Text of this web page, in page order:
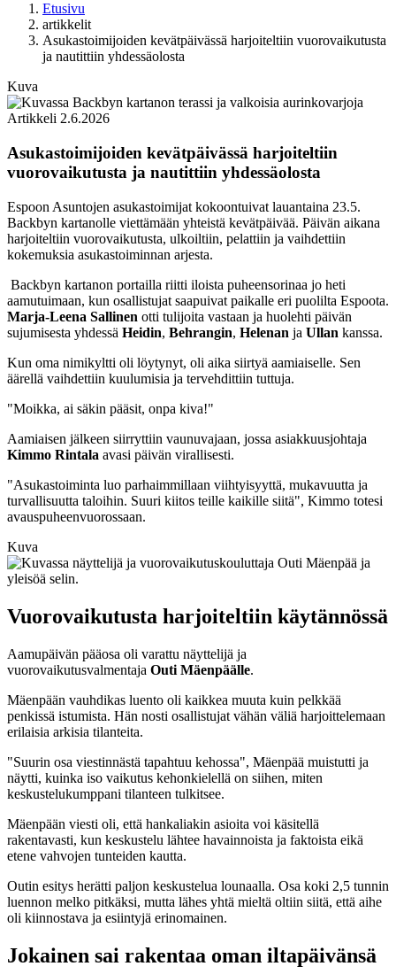
Etusivu
artikkelit
Asukastoimijoiden kevätpäivässä harjoiteltiin vuorovaikutusta
ja nautittiin yhdessäolosta
Kuva
Artikkeli 2.6.2026
Asukastoimijoiden kevätpäivässä harjoiteltiin
vuorovaikutusta ja nautittiin yhdessäolosta
Espoon Asuntojen asukastoimijat kokoontuivat lauantaina 23.5.
Backbyn kartanolle viettämään yhteistä kevätpäivää. Päivän aikana
harjoiteltiin vuorovaikutusta, ulkoiltiin, pelattiin ja vaihdettiin
kokemuksia asukastoiminnan arjesta.
Backbyn kartanon portailla riitti iloista puheensorinaa jo heti
aamutuimaan, kun osallistujat saapuivat paikalle eri puolilta Espoota.
Marja-Leena Sallinen otti tulijoita vastaan ja huolehti päivän
sujumisesta yhdessä Heidin, Behrangin, Helenan ja Ullan kanssa.
Kun oma nimikyltti oli löytynyt, oli aika siirtyä aamiaiselle. Sen
äärellä vaihdettiin kuulumisia ja tervehdittiin tuttuja.
"Moikka, ai säkin pääsit, onpa kiva!"
Aamiaisen jälkeen siirryttiin vaunuvajaan, jossa asiakkuusjohtaja
Kimmo Rintala avasi päivän virallisesti.
"Asukastoiminta luo parhaimmillaan viihtyisyyttä, mukavuutta ja
turvallisuutta taloihin. Suuri kiitos teille kaikille siitä", Kimmo totesi
avauspuheenvuorossaan.
Kuva
Vuorovaikutusta harjoiteltiin käytännössä
Aamupäivän pääosa oli varattu näyttelijä ja
vuorovaikutusvalmentaja Outi Mäenpäälle.
Mäenpään vauhdikas luento oli kaikkea muuta kuin pelkkää
penkissä istumista. Hän nosti osallistujat vähän väliä harjoittelemaan
erilaisia arkisia tilanteita.
"Suurin osa viestinnästä tapahtuu kehossa", Mäenpää muistutti ja
näytti, kuinka iso vaikutus kehonkielellä on siihen, miten
keskustelukumppani tilanteen tulkitsee.
Mäenpään viesti oli, että hankaliakin asioita voi käsitellä
rakentavasti, kun keskustelu lähtee havainnoista ja faktoista eikä
etene vahvojen tunteiden kautta.
Outin esitys herätti paljon keskustelua lounaalla. Osa koki 2,5 tunnin
luennon melko pitkäksi, mutta lähes yhtä mieltä oltiin siitä, että aihe
oli kiinnostava ja esiintyjä erinomainen.
Jokainen sai rakentaa oman iltapäivänsä